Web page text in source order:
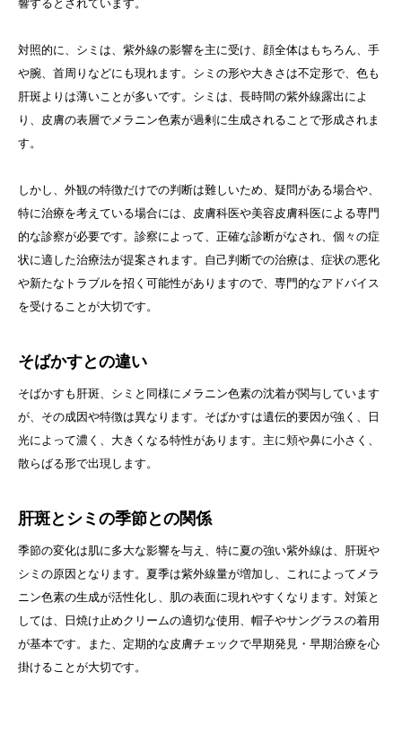
響するとされています。
対照的に、シミは、紫外線の影響を主に受け、顔全体はもちろん、手
や腕、首周りなどにも現れます。シミの形や大きさは不定形で、色も
肝斑よりは薄いことが多いです。シミは、長時間の紫外線露出によ
り、皮膚の表層でメラニン色素が過剰に生成されることで形成されま
す。
しかし、外観の特徴だけでの判断は難しいため、疑問がある場合や、
特に治療を考えている場合には、皮膚科医や美容皮膚科医による専門
的な診察が必要です。診察によって、正確な診断がなされ、個々の症
状に適した治療法が提案されます。自己判断での治療は、症状の悪化
や新たなトラブルを招く可能性がありますので、専門的なアドバイス
を受けることが大切です。
そばかすとの違い
そばかすも肝斑、シミと同様にメラニン色素の沈着が関与しています
が、その成因や特徴は異なります。そばかすは遺伝的要因が強く、日
光によって濃く、大きくなる特性があります。主に頬や鼻に小さく、
散らばる形で出現します。
肝斑とシミの季節との関係
季節の変化は肌に多大な影響を与え、特に夏の強い紫外線は、肝斑や
シミの原因となります。夏季は紫外線量が増加し、これによってメラ
ニン色素の生成が活性化し、肌の表面に現れやすくなります。対策と
しては、日焼け止めクリームの適切な使用、帽子やサングラスの着用
が基本です。また、定期的な皮膚チェックで早期発見・早期治療を心
掛けることが大切です。